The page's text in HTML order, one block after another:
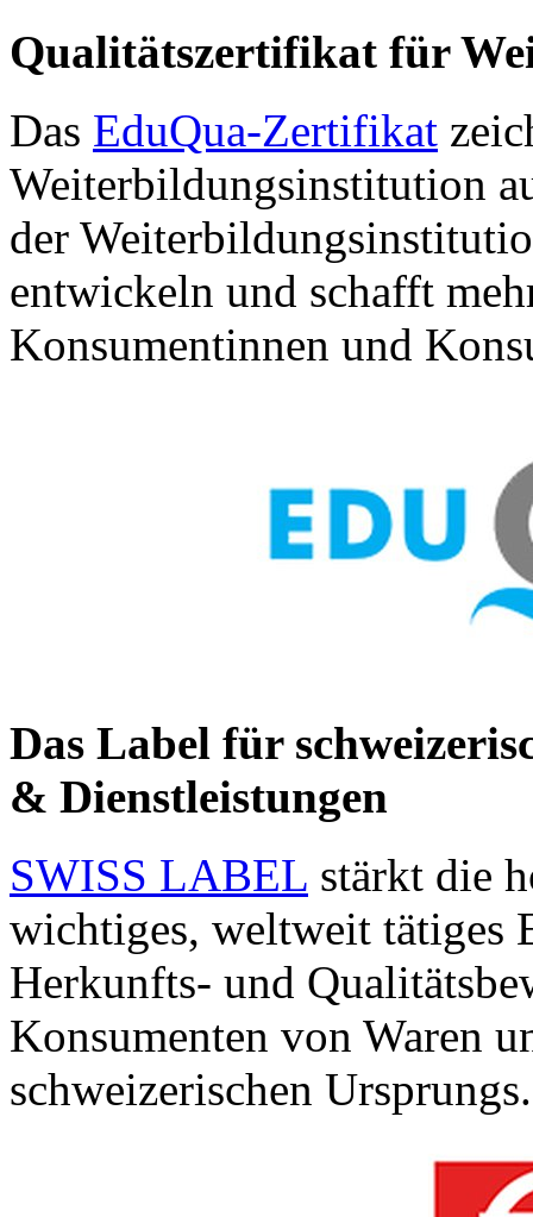
Qualitätszertifikat für
Das EduQua-Zertifikat
Weiterbildungsinstitution
der
entwickeln und schafft
Konsumentinnen und
Das Label für
& Dienstleistungen
SWISS LABEL stärkt die
wichtiges, weltweit tätiges
Herkunfts- und
Konsumenten von Waren
schweizerischen Ursprungs.